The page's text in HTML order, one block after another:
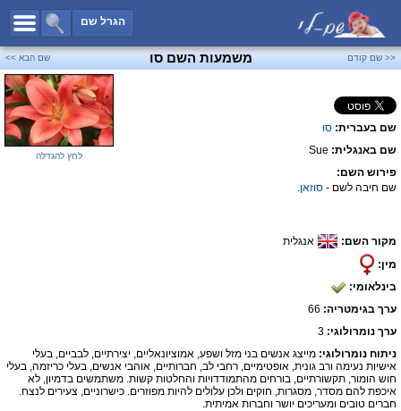
הגרל שם
כל השמות
שמות לבנים
שמות לבנות
שמות משותפים
שמות נפוצים
פייסבוק
<< שם קודם משמעות השם סו שם הבא >>
שם בעברית: סוּ
שם באנגלית: Sue
פירוש השם:
שם חיבה לשם - סוזאן.
מקור השם:
אנגלית
מין:
בינלאומי:
ערך בגימטריה:
ערך נומרולוגי: 3
לחץ להגדלה
ניתוח נומרולוגי: מייצג אנשים בני מזל ושפע, אמוציונאליים, יצירתיים, לבביים, בעלי
אישיות נעימה ורב גונית, אופטימיים, רחבי לב, חברותיים, אוהבי אנשים, בעלי כריזמה, בעלי
חוש הומור, תקשורתיים, בורחים מהתמודדויות והחלטות קשות. משתמשים בדמיון, לא
איכפת להם מסדר, מסגרות, חוקים ולכן עלולים להיות מפוזרים. כישרוניים, צעירים לנצח.
חברים טובים ומעריכים יושר וחברות אמיתית.